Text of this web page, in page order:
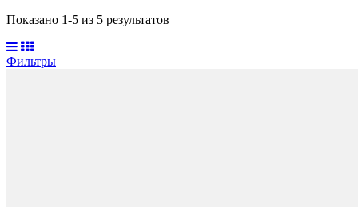
Показано 1-5 из 5 результатов
Фильтры